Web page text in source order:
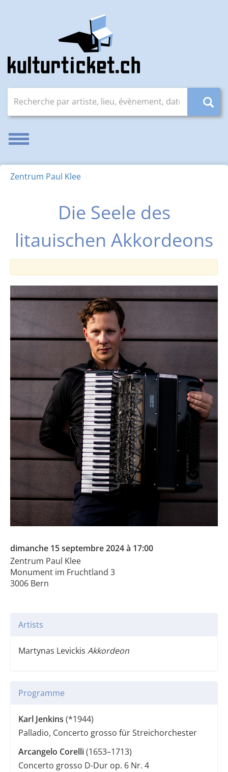
Recherche par artiste, lieu, évènement, date
Activer/désactiver la navigation
Zentrum Paul Klee
Die Seele des
litauischen Akkordeons
dimanche 15 septembre 2024 à 17:00
Zentrum Paul Klee
Monument im Fruchtland 3
3006 Bern
Artists
Martynas Levickis Akkordeon
Programme
Karl Jenkins (*1944)
Palladio, Concerto grosso für Streichorchester
Arcangelo Corelli(1653–1713)
Concerto grosso D-Dur op. 6 Nr. 4